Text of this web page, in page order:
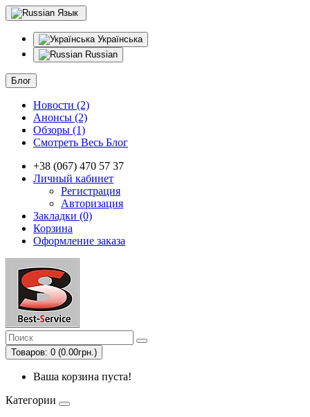
Язык
Українська
Russian
Блог
Новости (2)
Анонсы (2)
Обзоры (1)
Смотреть Весь Блог
+38 (067) 470 57 37
Личный кабинет
Регистрация
Авторизация
Закладки (0)
Корзина
Оформление заказа
Товаров: 0 (0.00грн.)
Ваша корзина пуста!
Категории